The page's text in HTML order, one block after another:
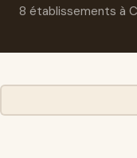
8 établissements à